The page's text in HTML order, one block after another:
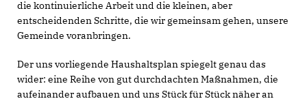
die kontinuierliche Arbeit und die kleinen, aber
entscheidenden Schritte, die wir gemeinsam gehen, unsere
Gemeinde voranbringen.
Der uns vorliegende Haushaltsplan spiegelt genau das
wider: eine Reihe von gut durchdachten Maßnahmen, die
aufeinander aufbauen und uns Stück für Stück näher an